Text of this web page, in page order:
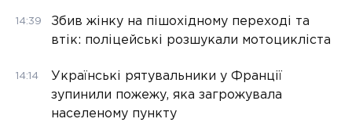
14:39
Збив жінку на пішохідному переході та
втік: поліцейські розшукали мотоцикліста
14:14
Українські рятувальники у Франції
зупинили пожежу, яка загрожувала
населеному пункту